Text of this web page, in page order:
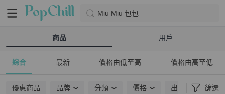
Miu Miu 包包
商品 用戶
綜合 最新 價格由低至高 價格由高至低
優惠商品 品牌 分類 價格 出貨地點 篩選